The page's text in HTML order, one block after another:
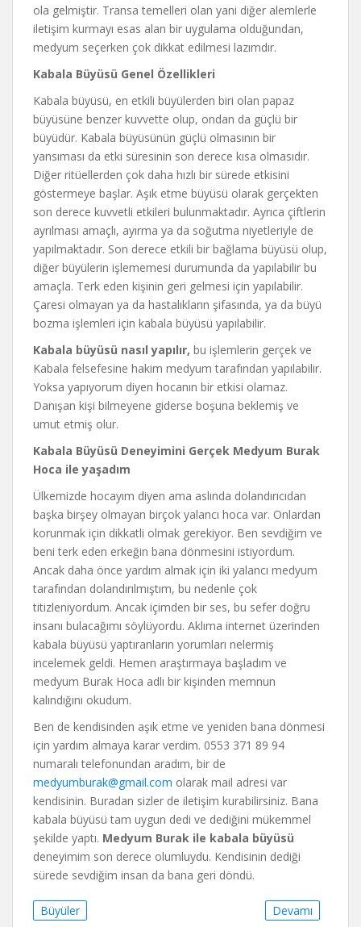
ola gelmiştir. Transa temelleri olan yani diğer alemlerle
iletişim kurmayı esas alan bir uygulama olduğundan,
medyum seçerken çok dikkat edilmesi lazımdır.
Kabala Büyüsü Genel Özellikleri
Kabala büyüsü, en etkili büyülerden biri olan papaz
büyüsüne benzer kuvvette olup, ondan da güçlü bir
büyüdür. Kabala büyüsünün güçlü olmasının bir
yansıması da etki süresinin son derece kısa olmasıdır.
Diğer ritüellerden çok daha hızlı bir sürede etkisini
göstermeye başlar. Aşık etme büyüsü olarak gerçekten
son derece kuvvetli etkileri bulunmaktadır. Ayrıca çiftlerin
ayrılması amaçlı, ayırma ya da soğutma niyetleriyle de
yapılmaktadır. Son derece etkili bir bağlama büyüsü olup,
diğer büyülerin işlememesi durumunda da yapılabilir bu
amaçla. Terk eden kişinin geri gelmesi için yapılabilir.
Çaresi olmayan ya da hastalıkların şifasında, ya da büyü
bozma işlemleri için kabala büyüsü yapılabilir.
Kabala büyüsü nasıl yapılır, bu işlemlerin gerçek ve
Kabala felsefesine hakim medyum tarafından yapılabilir.
Yoksa yapıyorum diyen hocanın bir etkisi olamaz.
Danışan kişi bilmeyene giderse boşuna beklemiş ve
umut etmiş olur.
Kabala Büyüsü Deneyimini Gerçek Medyum Burak
Hoca ile yaşadım
Ülkemizde hocayım diyen ama aslında dolandırıcıdan
başka birşey olmayan birçok yalancı hoca var. Onlardan
korunmak için dikkatli olmak gerekiyor. Ben sevdiğim ve
beni terk eden erkeğin bana dönmesini istiyordum.
Ancak daha önce yardım almak için iki yalancı medyum
tarafından dolandırılmıştım, bu nedenle çok
titizleniyordum. Ancak içimden bir ses, bu sefer doğru
insanı bulacağımı söylüyordu. Aklıma internet üzerinden
kabala büyüsü yaptıranların yorumları nelermiş
incelemek geldi. Hemen araştırmaya başladım ve
medyum Burak Hoca adlı bir kişinden memnun
kalındığını okudum.
Ben de kendisinden aşık etme ve yeniden bana dönmesi
için yardım almaya karar verdim. 0553 371 89 94
numaralı telefonundan aradım, bir de
medyumburak@gmail.com olarak mail adresi var
kendisinin. Buradan sizler de iletişim kurabilirsiniz. Bana
kabala büyüsü tam uygun dedi ve dediğini mükemmel
şekilde yaptı. Medyum Burak ile kabala büyüsü
deneyimim son derece olumluydu. Kendisinin dediği
sürede sevdiğim insan da bana geri döndü.
Devamı
Büyüler